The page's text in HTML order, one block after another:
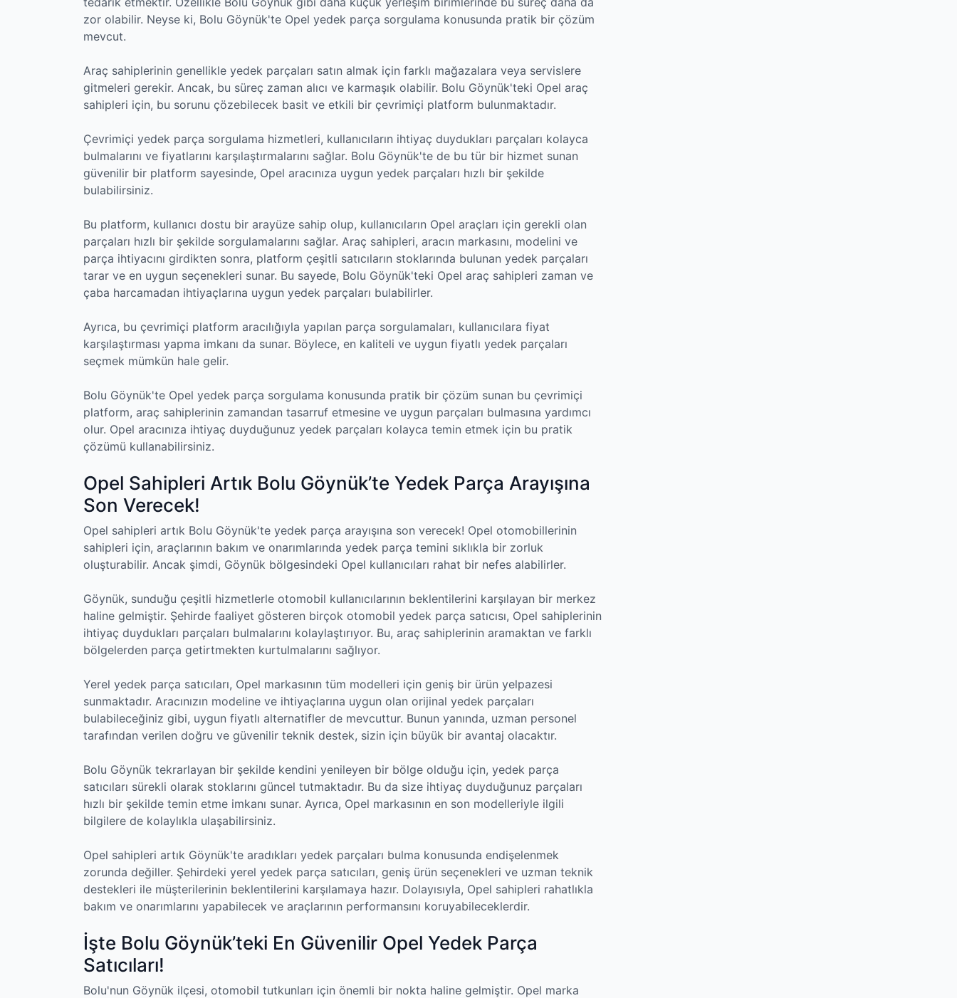
zor olabilir. Neyse ki, Bolu Göynük'te Opel yedek parça sorgulama konusunda pratik bir çözüm
mevcut.
Araç sahiplerinin genellikle yedek parçaları satın almak için farklı mağazalara veya servislere
gitmeleri gerekir. Ancak, bu süreç zaman alıcı ve karmaşık olabilir. Bolu Göynük'teki Opel araç
sahipleri için, bu sorunu çözebilecek basit ve etkili bir çevrimiçi platform bulunmaktadır.
Çevrimiçi yedek parça sorgulama hizmetleri, kullanıcıların ihtiyaç duydukları parçaları kolayca
bulmalarını ve fiyatlarını karşılaştırmalarını sağlar. Bolu Göynük'te de bu tür bir hizmet sunan
güvenilir bir platform sayesinde, Opel aracınıza uygun yedek parçaları hızlı bir şekilde
bulabilirsiniz.
Bu platform, kullanıcı dostu bir arayüze sahip olup, kullanıcıların Opel araçları için gerekli olan
parçaları hızlı bir şekilde sorgulamalarını sağlar. Araç sahipleri, aracın markasını, modelini ve
parça ihtiyacını girdikten sonra, platform çeşitli satıcıların stoklarında bulunan yedek parçaları
tarar ve en uygun seçenekleri sunar. Bu sayede, Bolu Göynük'teki Opel araç sahipleri zaman ve
çaba harcamadan ihtiyaçlarına uygun yedek parçaları bulabilirler.
Ayrıca, bu çevrimiçi platform aracılığıyla yapılan parça sorgulamaları, kullanıcılara fiyat
karşılaştırması yapma imkanı da sunar. Böylece, en kaliteli ve uygun fiyatlı yedek parçaları
seçmek mümkün hale gelir.
Bolu Göynük'te Opel yedek parça sorgulama konusunda pratik bir çözüm sunan bu çevrimiçi
platform, araç sahiplerinin zamandan tasarruf etmesine ve uygun parçaları bulmasına yardımcı
olur. Opel aracınıza ihtiyaç duyduğunuz yedek parçaları kolayca temin etmek için bu pratik
çözümü kullanabilirsiniz.
Opel Sahipleri Artık Bolu Göynük’te Yedek Parça Arayışına
Son Verecek!
Opel sahipleri artık Bolu Göynük'te yedek parça arayışına son verecek! Opel otomobillerinin
sahipleri için, araçlarının bakım ve onarımlarında yedek parça temini sıklıkla bir zorluk
oluşturabilir. Ancak şimdi, Göynük bölgesindeki Opel kullanıcıları rahat bir nefes alabilirler.
Göynük, sunduğu çeşitli hizmetlerle otomobil kullanıcılarının beklentilerini karşılayan bir merkez
haline gelmiştir. Şehirde faaliyet gösteren birçok otomobil yedek parça satıcısı, Opel sahiplerinin
ihtiyaç duydukları parçaları bulmalarını kolaylaştırıyor. Bu, araç sahiplerinin aramaktan ve farklı
bölgelerden parça getirtmekten kurtulmalarını sağlıyor.
Yerel yedek parça satıcıları, Opel markasının tüm modelleri için geniş bir ürün yelpazesi
sunmaktadır. Aracınızın modeline ve ihtiyaçlarına uygun olan orijinal yedek parçaları
bulabileceğiniz gibi, uygun fiyatlı alternatifler de mevcuttur. Bunun yanında, uzman personel
tarafından verilen doğru ve güvenilir teknik destek, sizin için büyük bir avantaj olacaktır.
Bolu Göynük tekrarlayan bir şekilde kendini yenileyen bir bölge olduğu için, yedek parça
satıcıları sürekli olarak stoklarını güncel tutmaktadır. Bu da size ihtiyaç duyduğunuz parçaları
hızlı bir şekilde temin etme imkanı sunar. Ayrıca, Opel markasının en son modelleriyle ilgili
bilgilere de kolaylıkla ulaşabilirsiniz.
Opel sahipleri artık Göynük'te aradıkları yedek parçaları bulma konusunda endişelenmek
zorunda değiller. Şehirdeki yerel yedek parça satıcıları, geniş ürün seçenekleri ve uzman teknik
destekleri ile müşterilerinin beklentilerini karşılamaya hazır. Dolayısıyla, Opel sahipleri rahatlıkla
bakım ve onarımlarını yapabilecek ve araçlarının performansını koruyabileceklerdir.
İşte Bolu Göynük’teki En Güvenilir Opel Yedek Parça
Satıcıları!
Bolu'nun Göynük ilçesi, otomobil tutkunları için önemli bir nokta haline gelmiştir. Opel marka